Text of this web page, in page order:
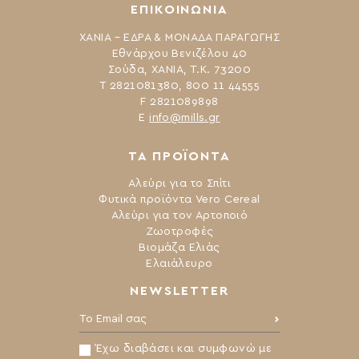
NEWSLETTER
Το Email σας:
Έχω διαβάσει και συμφωνώ με
ΤΑ ΠΡΟΪΟΝΤΑ
Αλεύρι για το Σπίτι
Φυτικά προϊόντα Vero Cereal
Αλεύρι για τον Αρτοποιό
Ζωοτροφές
Βιομάζα Ελιάς
Ελαιάλευρο
ΕΠΙΚΟΙΝΩΝΙΑ
ΧΑΝΙΑ – ΕΔΡΑ & ΜΟΝΑΔΑ ΠΑΡΑΓΩΓΗΣ
Εθνάρχου Βενιζέλου 40
Σούδα, ΧΑΝΙΑ, Τ.Κ. 73200
Τ 2821081380, 800 11 44555
F 2821089898
Ε info@mills.gr